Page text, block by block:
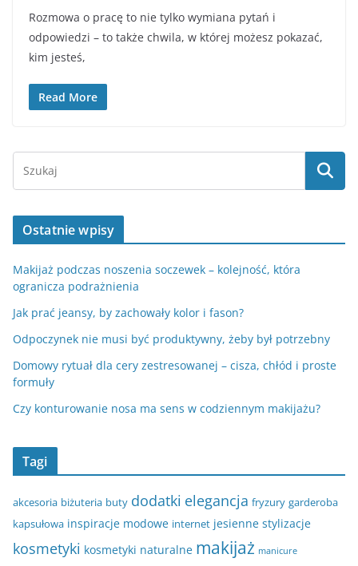
Rozmowa o pracę to nie tylko wymiana pytań i
odpowiedzi – to także chwila, w której możesz pokazać,
kim jesteś,
Read More
Ostatnie wpisy
Makijaż podczas noszenia soczewek – kolejność, która
ogranicza podrażnienia
Jak prać jeansy, by zachowały kolor i fason?
Odpoczynek nie musi być produktywny, żeby był potrzebny
Domowy rytuał dla cery zestresowanej – cisza, chłód i proste
formuły
Czy konturowanie nosa ma sens w codziennym makijażu?
Tagi
akcesoria biżuteria buty dodatki elegancja fryzury garderoba
kapsułowa inspiracje modowe internet jesienne stylizacje
kosmetyki kosmetyki naturalne makijaż manicure